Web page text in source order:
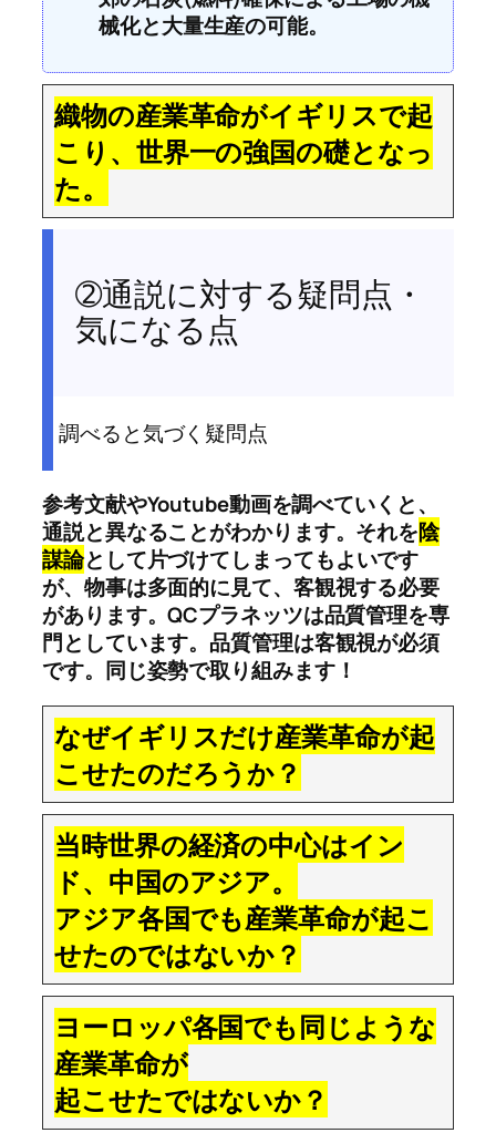
械化と大量生産の可能。
織物の産業革命がイギリスで起
こり、世界一の強国の礎となっ
た。
➁通説に対する疑問点・
気になる点
調べると気づく疑問点
参考文献やYoutube動画を調べていくと、
通説と異なることがわかります。それを陰
謀論として片づけてしまってもよいです
が、物事は多面的に見て、客観視する必要
があります。QCプラネッツは品質管理を専
門としています。品質管理は客観視が必須
です。同じ姿勢で取り組みます！
なぜイギリスだけ産業革命が起
こせたのだろうか？
当時世界の経済の中心はイン
ド、中国のアジア。
アジア各国でも産業革命が起こ
せたのではないか？
ヨーロッパ各国でも同じような
産業革命が
起こせたではないか？